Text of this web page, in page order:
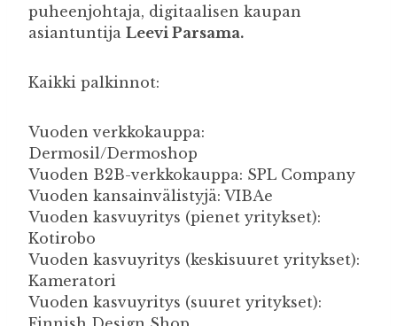
puheenjohtaja, digitaalisen kaupan
asiantuntija Leevi Parsama.
Kaikki palkinnot:
Vuoden verkkokauppa:
Dermosil/Dermoshop
Vuoden B2B-verkkokauppa: SPL Company
Vuoden kansainvälistyjä: VIBAe
Vuoden kasvuyritys (pienet yritykset):
Kotirobo
Vuoden kasvuyritys (keskisuuret yritykset):
Kameratori
Vuoden kasvuyritys (suuret yritykset):